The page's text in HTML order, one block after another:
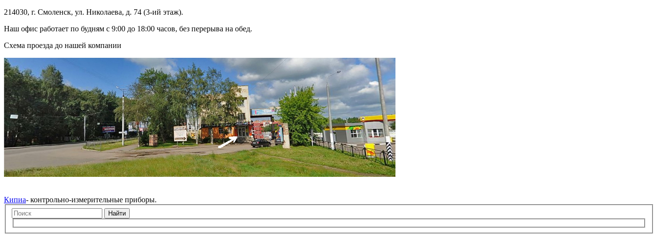
214030, г. Смоленск, ул. Николаева, д. 74 (3-ий этаж).
Наш офис работает по будням с 9:00 до 18:00 часов, без перерыва на обед.
Схема проезда до нашей компании
Кипиа- контрольно-измерительные приборы.
Найти